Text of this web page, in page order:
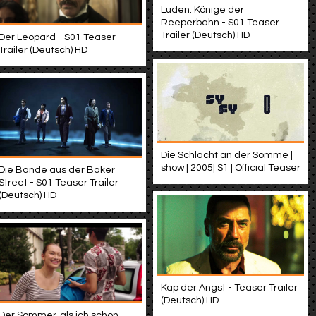
Luden: Könige der
Reeperbahn - S01 Teaser
Trailer (Deutsch) HD
Leopard - S01 Teaser
(Deutsch) HD
Die Schlacht an der Somme |
show | 2005| S1 | Official Teaser
Bande aus der Baker
- S01 Teaser Trailer
HD
Kap der Angst - Teaser Trailer
(Deutsch) HD